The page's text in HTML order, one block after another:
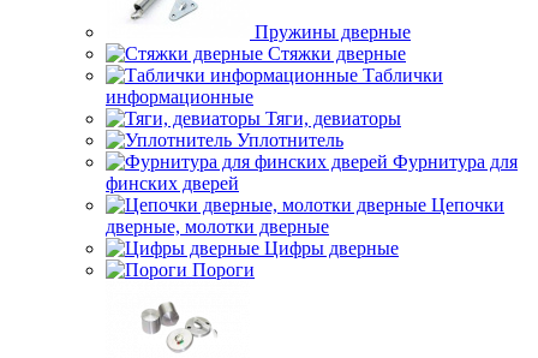
Пружины дверные
Стяжки дверные
Таблички
информационные
Тяги, девиаторы
Уплотнитель
Фурнитура для
финских дверей
Цепочки
дверные, молотки дверные
Цифры дверные
Пороги